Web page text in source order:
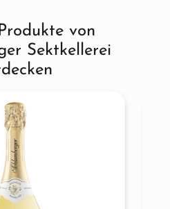
von
Sektkellerei